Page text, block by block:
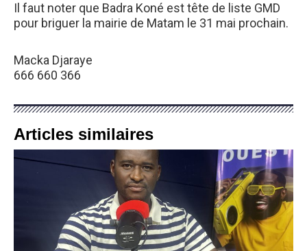
Il faut noter que Badra Koné est tête de liste GMD
pour briguer la mairie de Matam le 31 mai prochain.
Macka Djaraye
666 660 366
Articles similaires